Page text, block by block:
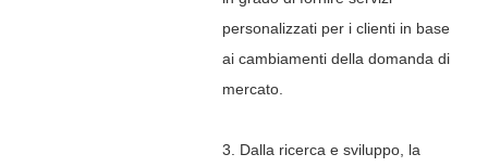
personalizzati per i clienti in base
ai cambiamenti della domanda di
mercato.
3. Dalla ricerca e sviluppo, la